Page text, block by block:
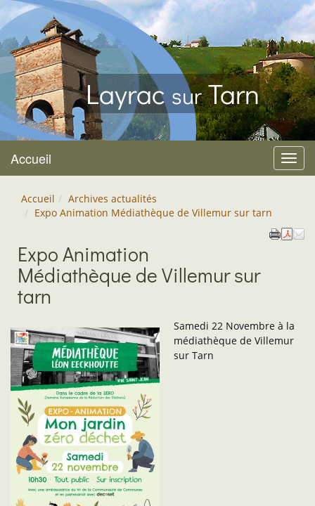
Layrac surTarn
Menu
Accueil
Accueil
Archives actualités
Expo Animation Médiathèque de Villemur sur tarn
Expo Animation
Médiathèque de Villemur sur
tarn
Samedi 22 Novembre à la
médiathèque de Villemur
sur Tarn